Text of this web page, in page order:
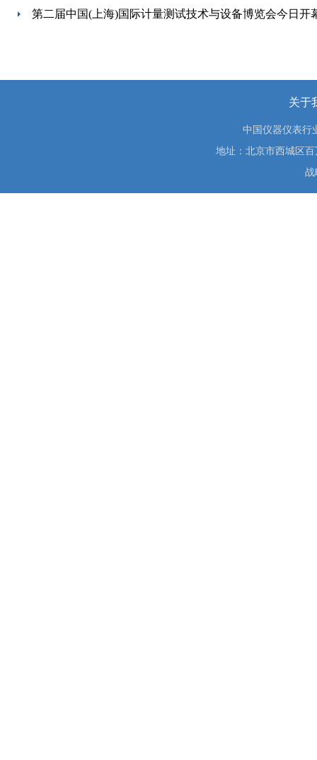
第二届中国(上海)国际计量测试技术与设备博览会今日开
关于
中国仪器仪表
地址：北京市西城区
战